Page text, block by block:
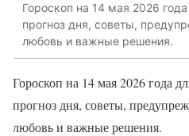
Гороскоп на 14 мая 2026
прогноз дня, советы,
любовь и важные решения.
Гороскоп на 14 мая 2026 года
прогноз дня, советы,
любовь и важные решения.